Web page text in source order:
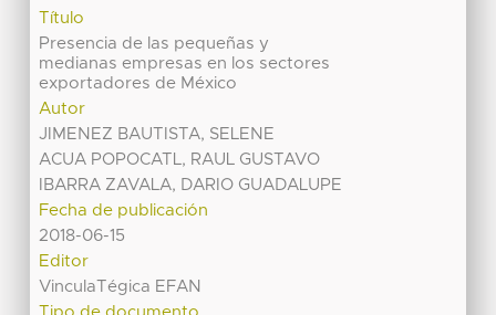
Título
Presencia de las pequeñas y
medianas empresas en los sectores
exportadores de México
Autor
JIMENEZ BAUTISTA, SELENE
ACUA POPOCATL, RAUL GUSTAVO
IBARRA ZAVALA, DARIO GUADALUPE
Fecha de publicación
2018-06-15
Editor
VinculaTégica EFAN